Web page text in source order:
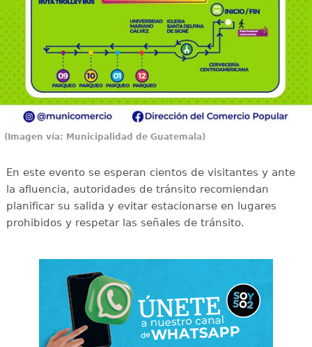
(Imagen vía: Municipalidad de Guatemala)
En este evento se esperan cientos de visitantes y ante
la afluencia, autoridades de tránsito recomiendan
planificar su salida y evitar estacionarse en lugares
prohibidos y respetar las señales de tránsito.